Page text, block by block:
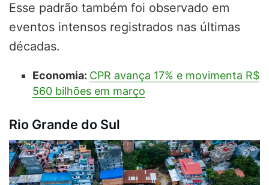
Esse padrão também foi observado em
eventos intensos registrados nas últimas
décadas.
Economia: CPR avança 17% e movimenta R$
560 bilhões em março
Rio Grande do Sul